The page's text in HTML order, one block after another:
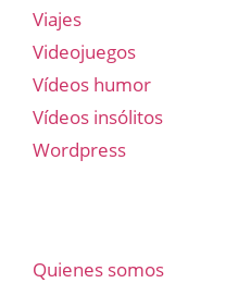
Viajes
Videojuegos
Vídeos humor
Vídeos insólitos
Wordpress
Quienes somos